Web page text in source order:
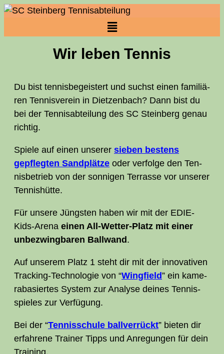
Wir leben Tennis
Du bist ten­nis­be­geis­tert und suchst einen fami­liä­
ren Ten­nis­ver­ein in Diet­zen­bach? Dann bist du
bei der Tennis­abteilung des SC Stein­berg genau
richtig.
Spie­le auf einen unse­rer sie­ben bes­tens
gepfleg­ten Sand­plät­ze oder ver­fol­ge den Ten­
nis­be­trieb von der son­ni­gen Ter­ras­se vor unse­rer
Tennishütte.
Für unse­re Jüngs­ten haben wir mit der EDIE-
Kids-Are­na einen All-Wet­ter-Platz mit einer
unbe­zwing­ba­ren Ball­wand .
Auf unse­rem Platz 1 steht dir mit der inno­va­ti­ven
Track­ing-Tech­no­lo­gie von “Wing­field” ein kame­
ra­ba­sier­tes Sys­tem zur Ana­ly­se dei­nes Ten­nis­
spie­les zur Verfügung.
Bei der “Ten­nis­schu­le ball­ver­rückt” bie­ten dir
erfah­re­ne Trai­ner Tipps und Anre­gun­gen für dein